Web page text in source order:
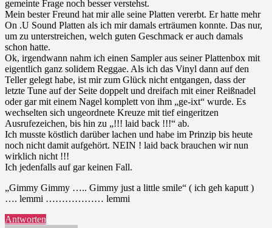
gemeinte Frage noch besser verstehst.
Mein bester Freund hat mir alle seine Platten vererbt. Er hatte mehr
On .U Sound Platten als ich mir damals erträumen konnte. Das nur,
um zu unterstreichen, welch guten Geschmack er auch damals
schon hatte.
Ok, irgendwann nahm ich einen Sampler aus seiner Plattenbox mit
eigentlich ganz solidem Reggae. Als ich das Vinyl dann auf den
Teller gelegt habe, ist mir zum Glück nicht entgangen, dass der
letzte Tune auf der Seite doppelt und dreifach mit einer Reißnadel
oder gar mit einem Nagel komplett von ihm „ge-ixt“ wurde. Es
wechselten sich ungeordnete Kreuze mit tief eingeritzen
Ausrufezeichen, bis hin zu „!!! laid back !!!“ ab.
Ich musste köstlich darüber lachen und habe im Prinzip bis heute
noch nicht damit aufgehört. NEIN ! laid back brauchen wir nun
wirklich nicht !!!
Ich jedenfalls auf gar keinen Fall.
„Gimmy Gimmy ….. Gimmy just a little smile“ ( ich geh kaputt )
…. lemmi ……………… lemmi
Antworten